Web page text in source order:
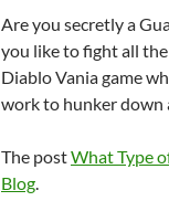
Are you secretly a
you like to fight all
Diablo Vania game
work to hunker down
The postWhat Type
Blog.